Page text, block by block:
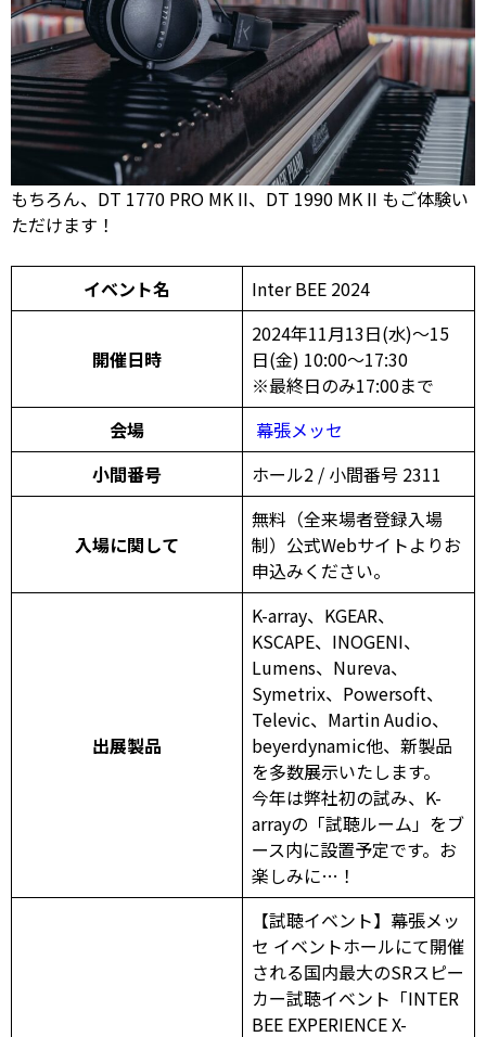
もちろん、DT 1770 PRO MK II、DT 1990 MK II もご体験い
ただけます！
イベント名 Inter BEE 2024
開催日時
2024年11月13日(水)～15
日(金) 10:00～17:30
※最終日のみ17:00まで
会場
幕張メッセ
小間番号
ホール2 / 小間番号 2311
入場に関して
無料（全来場者登録入場
制）公式Webサイトよりお
申込みください。
出展製品
K-array、KGEAR、
KSCAPE、INOGENI、
Lumens、Nureva、
Symetrix、Powersoft、
Televic、Martin Audio、
beyerdynamic他、新製品
を多数展示いたします。
今年は弊社初の試み、K-
arrayの「試聴ルーム」をブ
ース内に設置予定です。お
楽しみに…！
【試聴イベント】幕張メッ
セ イベントホールにて開催
される国内最大のSRスピー
カー試聴イベント「INTER
BEE EXPERIENCE X-